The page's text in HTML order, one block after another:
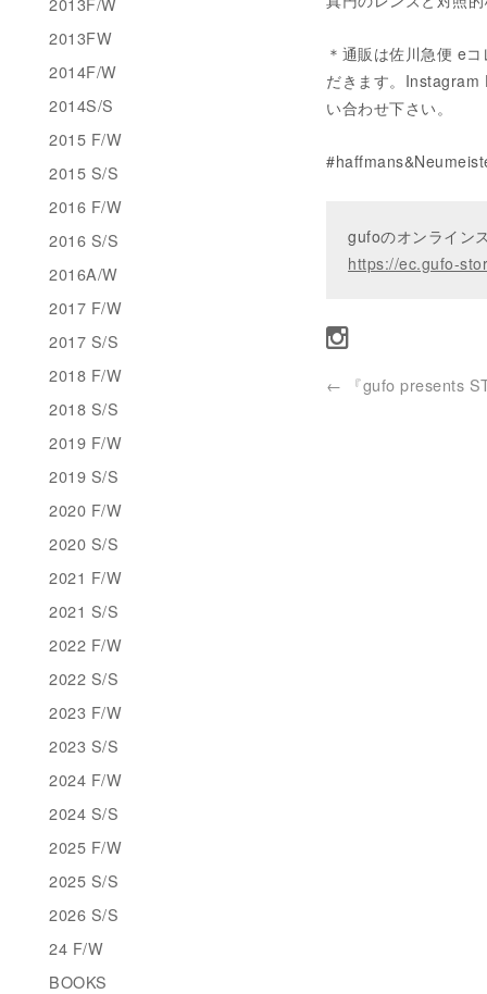
＊通販は佐川急便 e
だきます。
い合わせ下さい。
gufoのオンライン
https://ec.gufo-
← 『gufo presents
2013FW
2014F/W
2014S/S
2015 F/W
2015 S/S
2016 F/W
2016 S/S
2016A/W
2017 F/W
2017 S/S
2018 F/W
2018 S/S
2019 F/W
2019 S/S
2020 F/W
2020 S/S
2021 F/W
2021 S/S
2022 F/W
2022 S/S
2023 F/W
2023 S/S
2024 F/W
2024 S/S
2025 F/W
2025 S/S
2026 S/S
24 F/W
BOOKS